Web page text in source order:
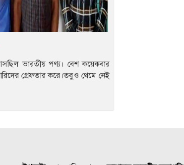
ভারতীয় পণ্য। বেশ কয়েকবার
গ্রেফতার করে।তবুও থেমে নেই